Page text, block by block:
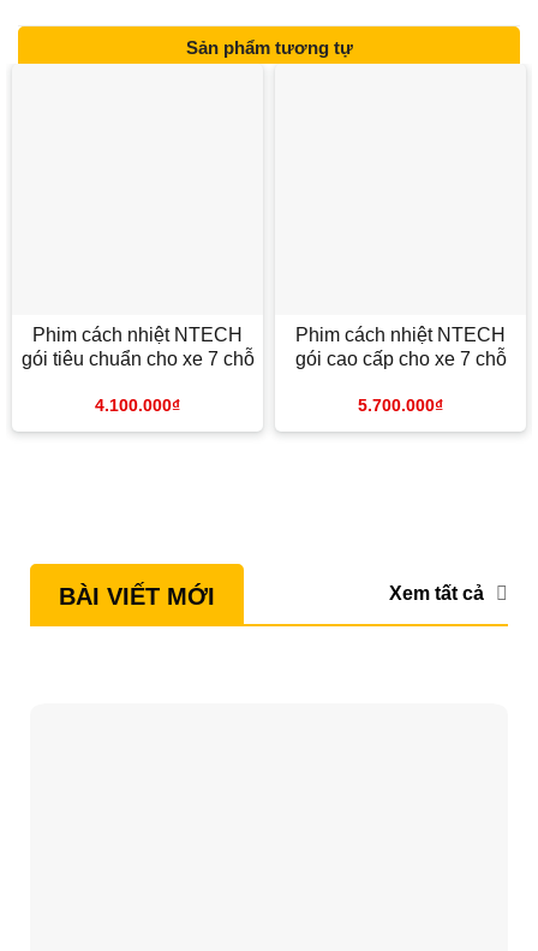
Sản phẩm tương tự
Phim cách nhiệt NTECH
gói tiêu chuẩn cho xe 7 chỗ
4.100.000₫
Phim cách nhiệt NTECH
gói cao cấp cho xe 7 chỗ
5.700.000₫
BÀI VIẾT MỚI Xem tất cả